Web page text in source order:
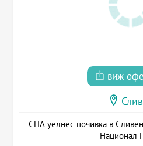
виж
СПА уелнес почивка в
Национал